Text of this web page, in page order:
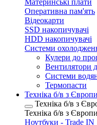
Материнські плати
Оперативна пам'ять
Відеокарти
SSD накопичувачі
HDD накопичувачі
Системи
Кулери до
Вентилятори
Системи
Термопасти
Техніка б/в з Європи
Техніка б/в з
Техніка б/в з Європи
Ноутбуки - Trade IN